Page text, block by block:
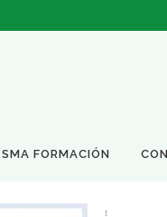
SMA FORMACIÓN